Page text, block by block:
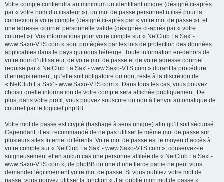
Votre compte contiendra au minimum un identifiant unique (désigné ci-après
par « votre nom d’utilisateur »), un mot de passe personnel utilisé pour la
connexion à votre compte (désigné ci-après par « votre mot de passe »), et
une adresse courriel personnelle valide (désignée ci-après par « votre
courriel »). Vos informations pour votre compte sur « NetClub La Sax' -
www.Saxo-VTS.com » sont protégées par les lois de protection des données
applicables dans le pays qui nous héberge. Toute information en-dehors de
votre nom d’utilisateur, de votre mot de passe et de votre adresse courriel
requise par « NetClub La Sax' - www.Saxo-VTS.com » durant la procédure
d’enregistrement, qu’elle soit obligatoire ou non, reste à la discrétion de
« NetClub La Sax' - www.Saxo-VTS.com ». Dans tous les cas, vous pouvez
choisir quelle information de votre compte sera affichée publiquement. De
plus, dans votre profil, vous pouvez souscrire ou non à l’envoi automatique de
courriel par le logiciel phpBB.
Votre mot de passe est crypté (hashage à sens unique) afin qu’il soit sécurisé.
Cependant, il est recommandé de ne pas utiliser le même mot de passe sur
plusieurs sites Internet différents. Votre mot de passe est le moyen d’accès à
votre compte sur « NetClub La Sax' - www.Saxo-VTS.com », conservez-le
soigneusement et en aucun cas une personne affiliée de « NetClub La Sax' -
www.Saxo-VTS.com », de phpBB ou une d’une tierce partie ne peut vous
demander légitimement votre mot de passe. Si vous oubliez votre mot de
passe, vous pouvez utiliser la fonction « J’ai oublié mon mot de passe »